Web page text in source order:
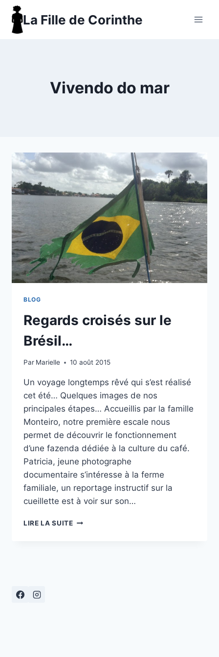
Aller
contenu
La Fille de Corinthe
Vivendo do mar
BLOG
Regards croisés sur le
Brésil…
Par Marielle 10 août 2015
Un voyage longtemps rêvé qui s’est réalisé
cet été… Quelques images de nos
principales étapes… Accueillis par la famille
Monteiro, notre première escale nous
permet de découvrir le fonctionnement
d’une fazenda dédiée à la culture du café.
Patricia, jeune photographe
documentaire s’intéresse à la ferme
familiale, un reportage instructif sur la
cueillette est à voir sur son…
LIRE LA SUITEREGARDS